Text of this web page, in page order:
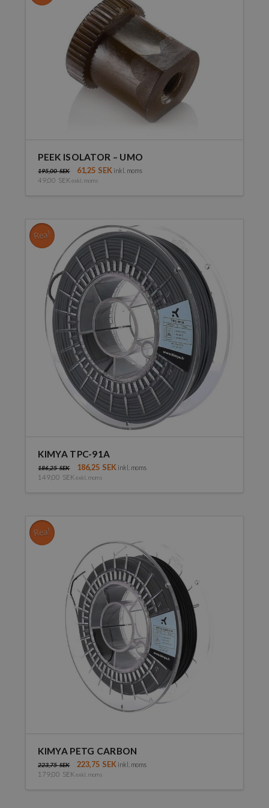
alternativen
PEEK ISOLATOR – UMO
195,00SEK 61,25 SEK inkl. moms
49,00 SEK exkl. moms
Rea!
KIMYA TPC-91A
186,25SEK 186,25 SEK inkl. moms
149,00 SEK exkl. moms
har
flera
alternativen
produktsidan
Rea!
KIMYA PETG CARBON
223,75SEK 223,75 SEK inkl. moms
179,00 SEK exkl. moms